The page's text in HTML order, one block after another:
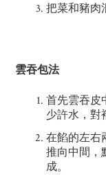
把菜和豬肉
雲吞包法
首先雲吞皮
少許水，對
在餡的左右
推向中間，
成。